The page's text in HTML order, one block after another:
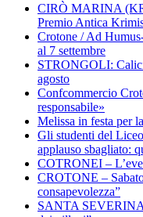
CIRÒ MARINA
Premio Antica
Crotone / Ad
al 7 settembre
STRONGOLI:
agosto
Confcommercio
responsabile»
Melissa in festa per
Gli studenti del
applauso sbagliato:
COTRONEI –
CROTONE –
consapevolezza”
SANTA